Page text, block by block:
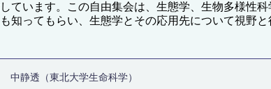
ています。この自由集会は、生態学、生物多様性
知ってもらい、生態学とその応用先について視野
中静透（東北大学生命科学）